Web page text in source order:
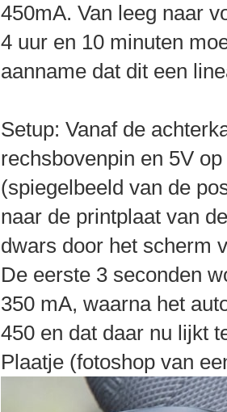
450mA. Van leeg naar
4 uur en 10 minuten
aanname dat dit een
Setup: Vanaf de
rechsbovenpin en 5V
(spiegelbeeld van de
naar de printplaat van
dwars door het scherm
De eerste 3 seconden
350 mA, waarna het
450 en dat daar nu lijkt
Plaatje (fotoshop van